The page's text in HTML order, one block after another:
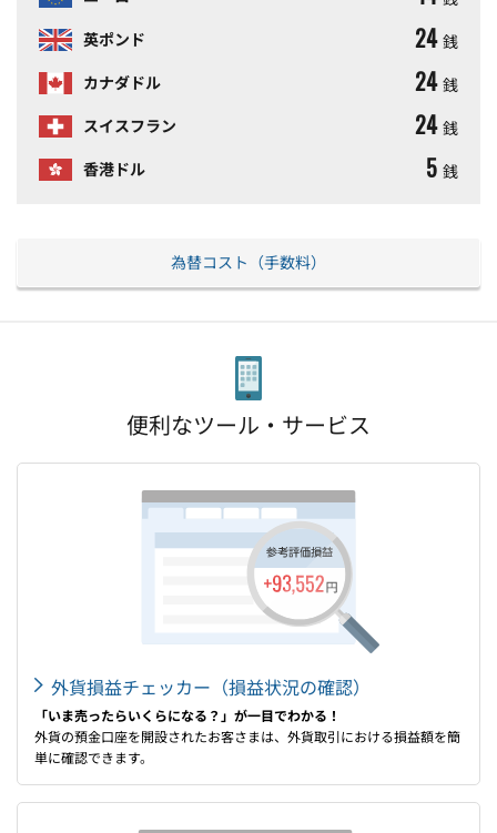
英ポンド
24 銭
カナダドル
24 銭
スイスフラン
24 銭
香港ドル
5 銭
為替コスト（手数料）
便利なツール・サービス
外貨損益チェッカー（損益状況の確認）
「いま売ったらいくらになる？」が一目でわかる！
外貨の預金口座を開設されたお客さまは、外貨取引における損益額を簡
単に確認できます。